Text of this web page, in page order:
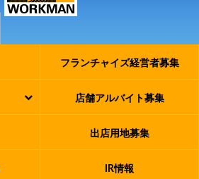
フランチャイズ経営者募集
店舗アルバイト募集
出店用地募集
IR情報